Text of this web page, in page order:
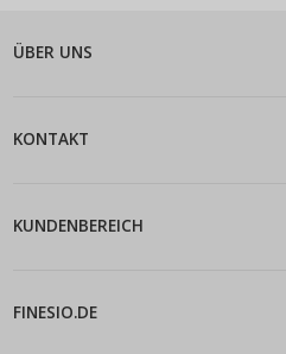
ÜBER UNS
KONTAKT
KUNDENBEREICH
FINESIO.DE